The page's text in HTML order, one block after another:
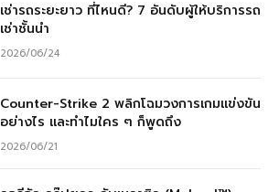
เช่ารถระยะยาว ที่ไหนดี? 7 อันดับผู้ให้บริการรถ
เช่าชั้นนำ
2026/06/24
Counter-Strike 2 พลิกโฉมวงการเกมแข่งขัน
อย่างไร และทำไมใคร ๆ ก็พูดถึง
2026/06/21